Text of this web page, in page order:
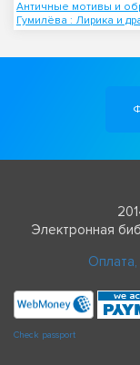
Античные мотивы и
Гумилёва : Лирика и
Электронная
Оплата,
Check passport